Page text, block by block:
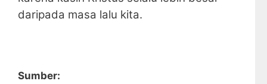
daripada masa lalu kita.
Sumber: